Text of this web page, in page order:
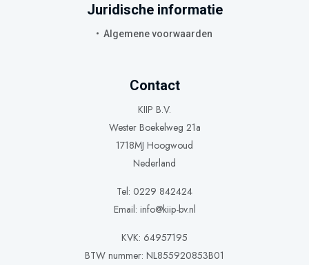
Juridische informatie
Algemene voorwaarden
Contact
KIIP B.V.
Wester Boekelweg 21a
1718MJ Hoogwoud
Nederland
Tel: 0229 842424
Email: info@kiip-bv.nl
KVK: 64957195
BTW nummer: NL855920853B01